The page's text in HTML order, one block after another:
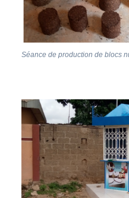
Séance de production de blocs